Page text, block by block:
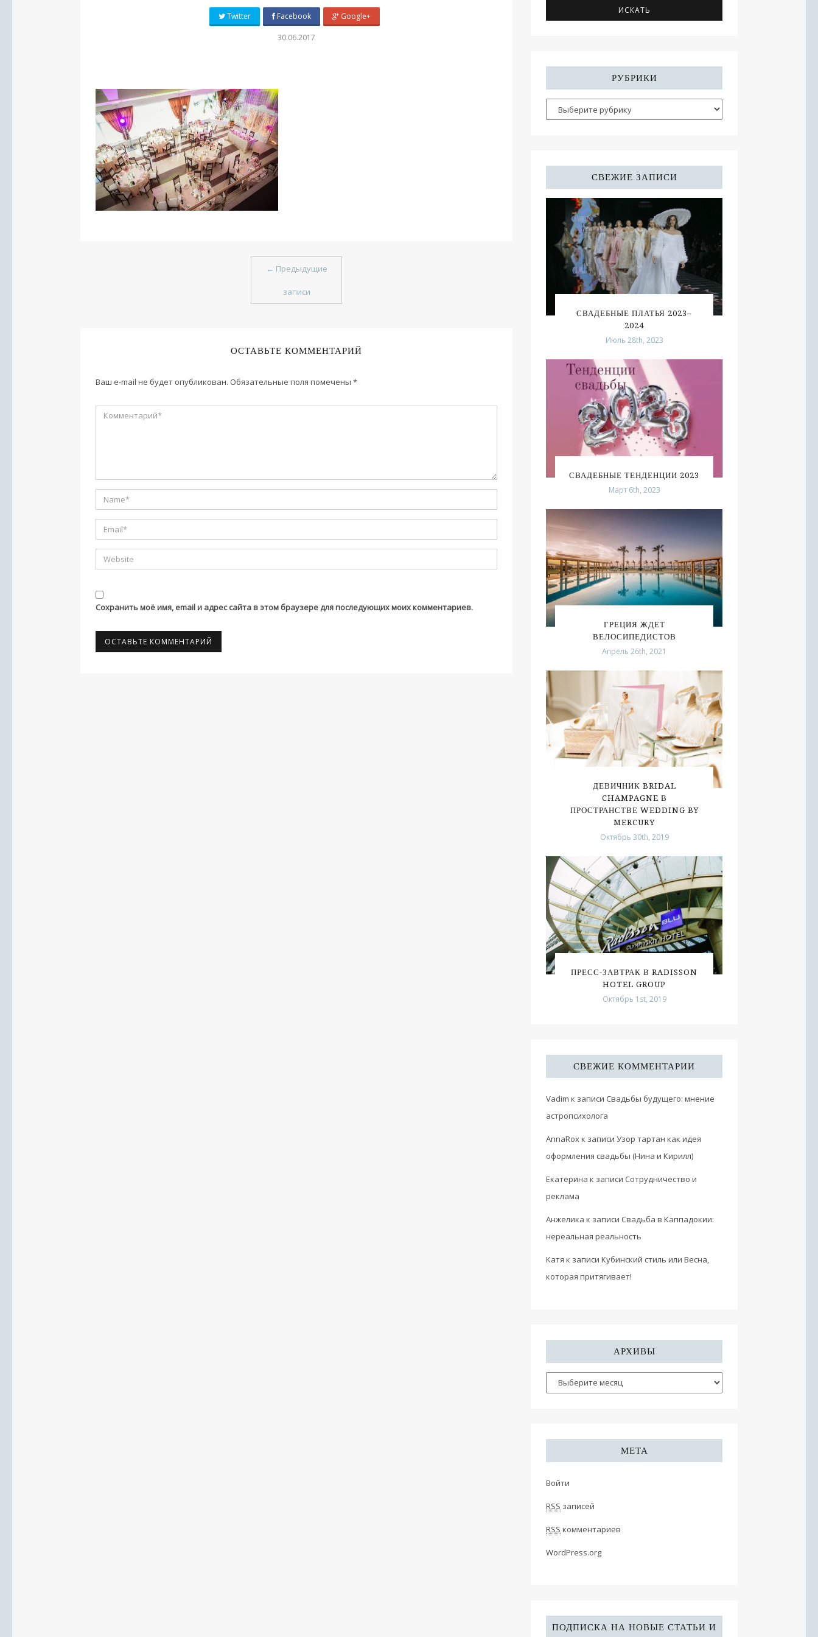
Twitter Facebook Google+
30.06.2017
← Предыдущие
записи
ОСТАВЬТЕ КОММЕНТАРИЙ
Ваш e-mail не будет опубликован. Обязательные поля помечены *
Сохранить моё имя, email и адрес сайта в этом браузере для последующих моих комментариев.
РУБРИКИ
СВЕЖИЕ ЗАПИСИ
СВАДЕБНЫЕ ПЛАТЬЯ 2023–
2024
Июль 28th, 2023
СВАДЕБНЫЕ ТЕНДЕНЦИИ 2023
Март 6th, 2023
ГРЕЦИЯ ЖДЕТ
ВЕЛОСИПЕДИСТОВ
Апрель 26th, 2021
ДЕВИЧНИК BRIDAL
CHAMPAGNE В
ПРОСТРАНСТВЕ WEDDING BY
MERCURY
Октябрь 30th, 2019
ПРЕСС-ЗАВТРАК В RADISSON
HOTEL GROUP
Октябрь 1st, 2019
СВЕЖИЕ КОММЕНТАРИИ
Vadim к записи Свадьбы будущего: мнение
астропсихолога
AnnaRoxк записи Узор тартан как идея
оформления свадьбы (Нина и Кирилл)
Екатерина к записи Сотрудничество и
реклама
Анжелика к записи Свадьба в Каппадокии:
нереальная реальность
Катя к записи Кубинский стиль или Весна,
которая притягивает!
АРХИВЫ
МЕТА
Войти
RSS записей
RSS комментариев
WordPress.org
ПОДПИСКА НА НОВЫЕ СТАТЬИ И